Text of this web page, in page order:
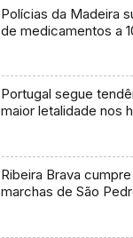
Polícias da Madeira
de medicamentos a
Portugal segue
maior letalidade nos
Ribeira Brava
marchas de São